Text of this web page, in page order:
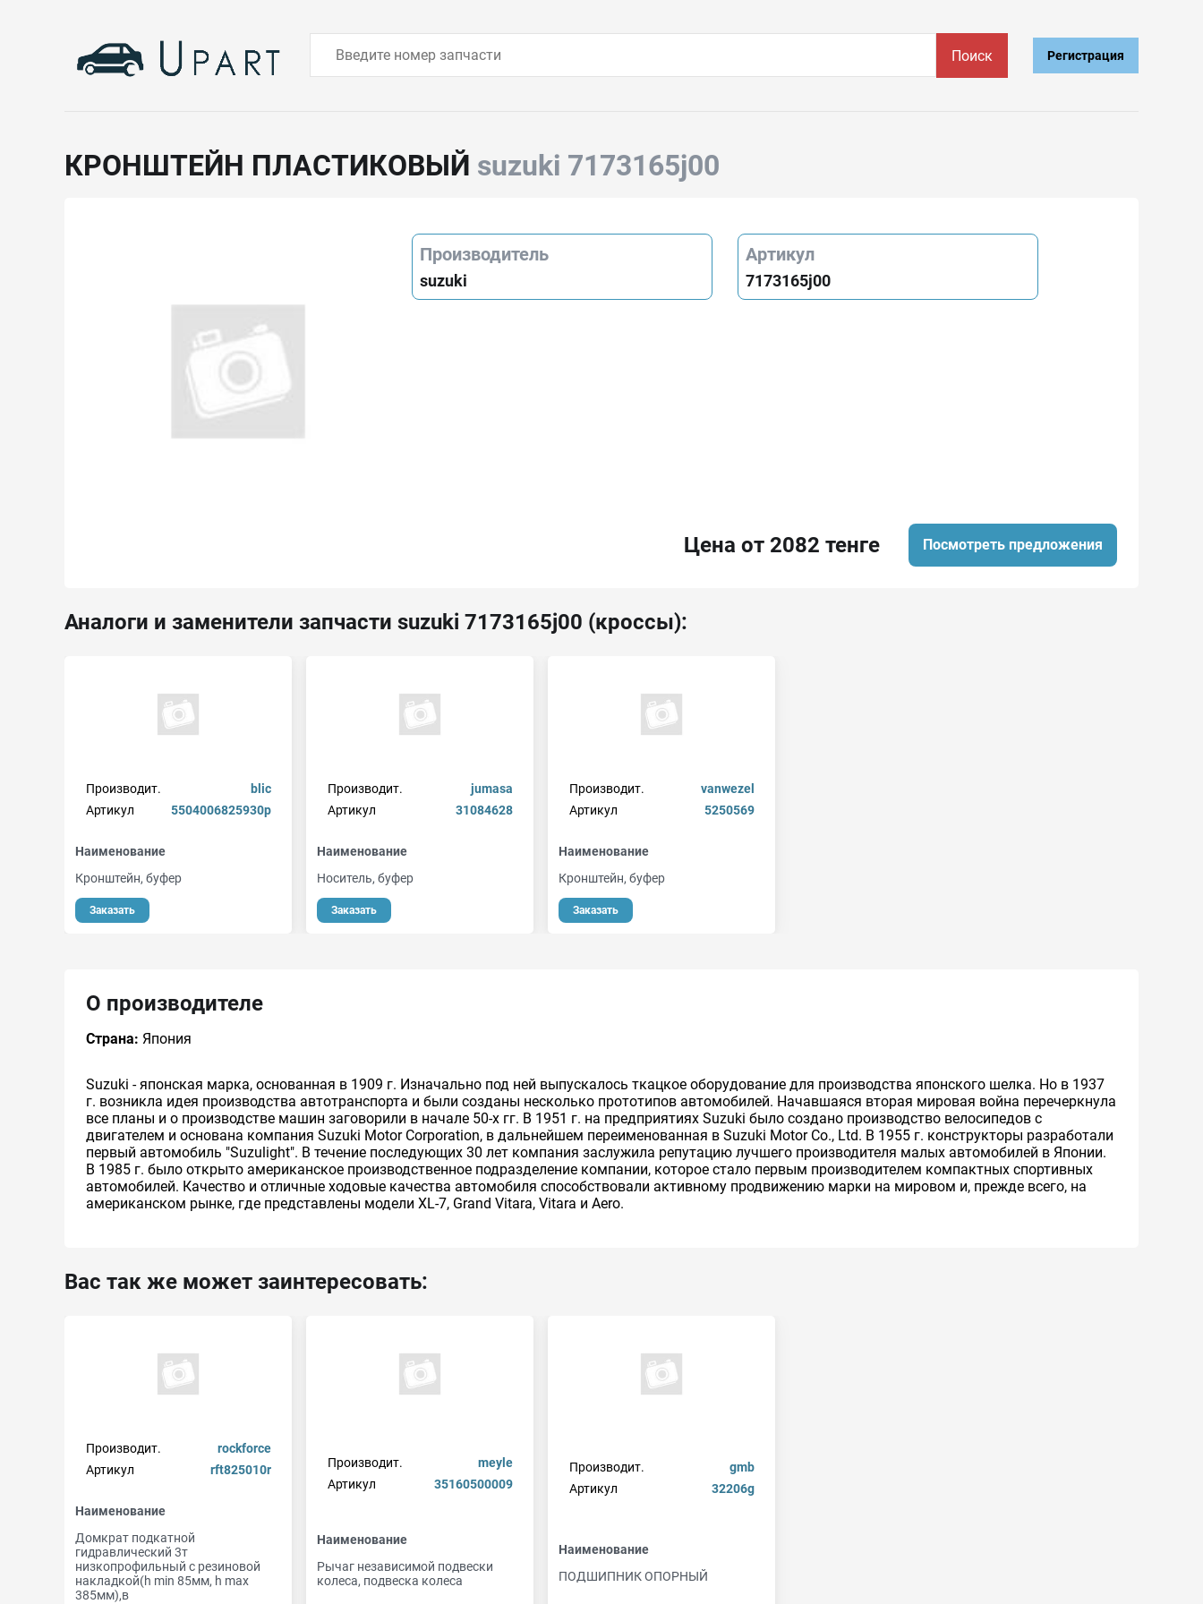
Поиск Регистрация
КРОНШТЕЙН ПЛАСТИКОВЫЙ suzuki 7173165j00
Производитель
suzuki
Артикул
7173165j00
Цена от 2082 тенге Посмотреть предложения
Аналоги и заменители запчасти suzuki 7173165j00 (кроссы):
Производит.
blic
Артикул
5504006825930p
Наименование
Кронштейн, буфер
Заказать
Производит.
jumasa
Артикул
31084628
Наименование
Носитель, буфер
Заказать
Производит.
vanwezel
Артикул
5250569
Наименование
Кронштейн, буфер
Заказать
О производителе
Страна: Япония
Suzuki - японская марка, основанная в 1909 г. Изначально под ней выпускалось ткацкое оборудование для производства японского шелка. Но в 1937
г. возникла идея производства автотранспорта и были созданы несколько прототипов автомобилей. Начавшаяся вторая мировая война перечеркнула
все планы и о производстве машин заговорили в начале 50-х гг. В 1951 г. на предприятиях Suzuki было создано производство велосипедов с
двигателем и основана компания Suzuki Motor Corporation, в дальнейшем переименованная в Suzuki Motor Co., Ltd. В 1955 г. конструкторы разработали
первый автомобиль "Suzulight". В течение последующих 30 лет компания заслужила репутацию лучшего производителя малых автомобилей в Японии.
В 1985 г. было открыто американское производственное подразделение компании, которое стало первым производителем компактных спортивных
автомобилей. Качество и отличные ходовые качества автомобиля способствовали активному продвижению марки на мировом и, прежде всего, на
американском рынке, где представлены модели XL-7, Grand Vitara, Vitara и Aero.
Вас так же может заинтересовать:
Производит.
rockforce
Артикул
rft825010r
Наименование
Домкрат подкатной
гидравлический 3т
низкопрофильный с резиновой
накладкой(h min 85мм, h max
385мм),в
Производит.
meyle
Артикул
35160500009
Наименование
Рычаг независимой подвески
колеса, подвеска колеса
Производит.
gmb
Артикул
32206g
Наименование
ПОДШИПНИК ОПОРНЫЙ